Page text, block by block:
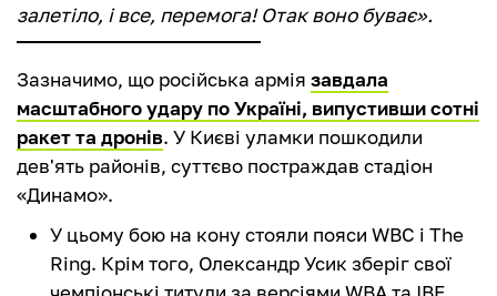
залетіло, і все, перемога! Отак воно буває».
Зазначимо, що російська армія завдала
масштабного удару по Україні, випустивши сотні
ракет та дронів. У Києві уламки пошкодили
дев'ять районів, суттєво постраждав стадіон
«Динамо».
У цьому бою на кону стояли пояси WBC і The
Ring. Крім того, Олександр Усик зберіг свої